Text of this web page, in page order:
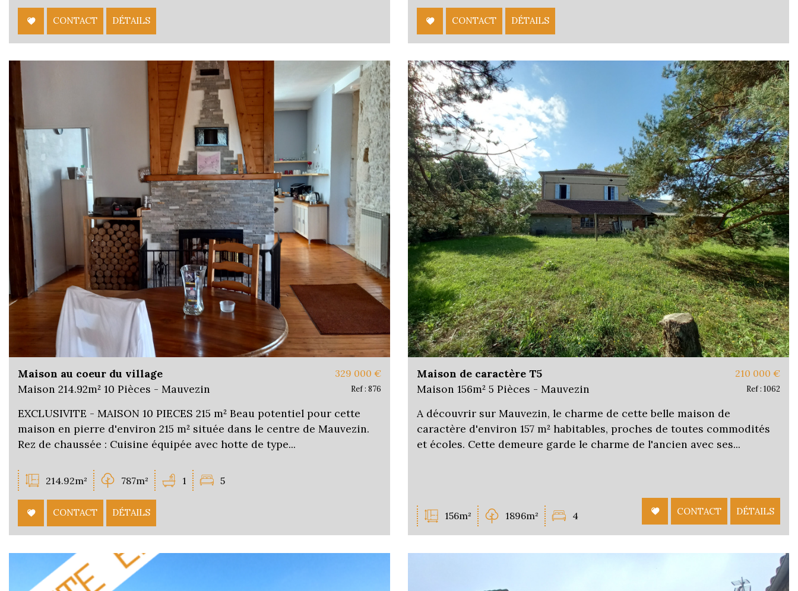
CONTACT DÉTAILS CONTACT DÉTAILS
Maison au coeur du village
Maison 214.92m² 10 Pièces - Mauvezin
329 000 €
Ref : 876
EXCLUSIVITE - MAISON 10 PIECES 215 m² Beau potentiel pour cette
maison en pierre d'environ 215 m² située dans le centre de Mauvezin.
Rez de chaussée : Cuisine équipée avec hotte de type...
214.92m² 787m² 1 5
CONTACT DÉTAILS
Maison de caractère T5
Maison 156m² 5 Pièces - Mauvezin
210 000 €
Ref : 1062
A découvrir sur Mauvezin, le charme de cette belle maison de
caractère d'environ 157 m² habitables, proches de toutes commodités
et écoles. Cette demeure garde le charme de l'ancien avec ses...
156m² 1896m² 4 CONTACT DÉTAILS